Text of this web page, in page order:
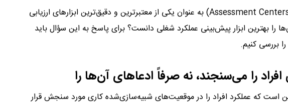
در میان روش‌های مختلف، کانون‌های ارزیابی (Assessment Centers) به عنوان یکی از معتبرترین و دقیق‌ترین ابزارهای ارزیابی
را بهترین ابزار پیش‌بینی عملکرد شغلی دانست؟ برای پاسخ به این سؤال باید
بررسی کنیم.
است که عملکرد افراد را در موقعیت‌های شبیه‌سازی‌شده کاری مورد سنجش قرار